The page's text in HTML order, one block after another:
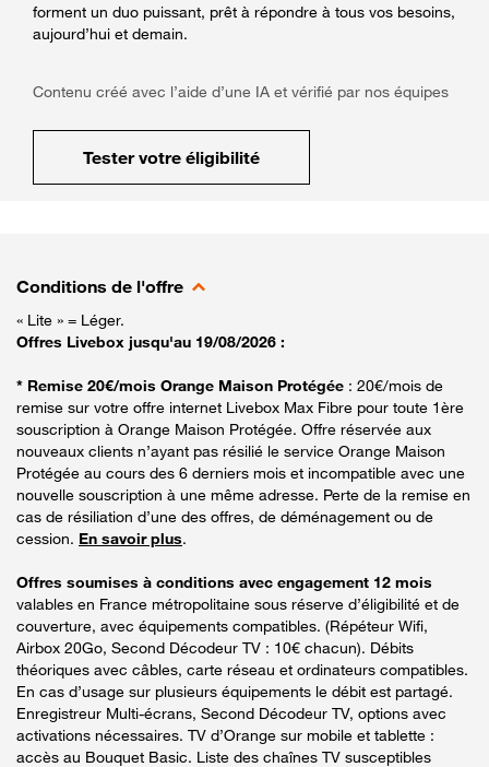
forment un duo puissant, prêt à répondre à tous vos besoins,
aujourd’hui et demain.
Contenu créé avec l’aide d’une IA et vérifié par nos équipes
Tester votre éligibilité
Conditions de l'offre
« Lite » = Léger.
Offres Livebox jusqu'au 19/08/2026 :
* Remise 20€/mois Orange Maison Protégée : 20€/mois de
remise sur votre offre internet Livebox Max Fibre pour toute 1ère
souscription à Orange Maison Protégée. Offre réservée aux
nouveaux clients n’ayant pas résilié le service Orange Maison
Protégée au cours des 6 derniers mois et incompatible avec une
nouvelle souscription à une même adresse. Perte de la remise en
cas de résiliation d’une des offres, de déménagement ou de
cession. En savoir plus.
Offres soumises à conditions avec engagement 12 mois
valables en France métropolitaine sous réserve d’éligibilité et de
couverture, avec équipements compatibles. (Répéteur Wifi,
Airbox 20Go, Second Décodeur TV : 10€ chacun). Débits
théoriques avec câbles, carte réseau et ordinateurs compatibles.
En cas d’usage sur plusieurs équipements le débit est partagé.
Enregistreur Multi-écrans, Second Décodeur TV, options avec
activations nécessaires. TV d’Orange sur mobile et tablette :
accès au Bouquet Basic. Liste des chaînes TV susceptibles